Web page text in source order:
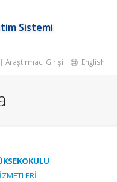
Sistemi
Araştırmacı Girişi English